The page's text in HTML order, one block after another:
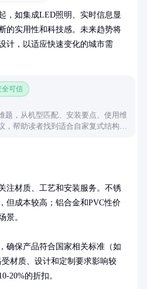
，如集成LED照明、实时信息显
的实用性和科技感。未来趋势将
计，以适应快速变化的城市需
全可信
题，从机型匹配、安装要点、使用维
，帮助读者找到适合自家复式结构的
注材质、工艺和安装服务。不锈
但成本较高；铝合金和PVC性价
景。
确保产品符合国家相关标准（如
受材质、设计和定制要求影响较
20%的折扣。